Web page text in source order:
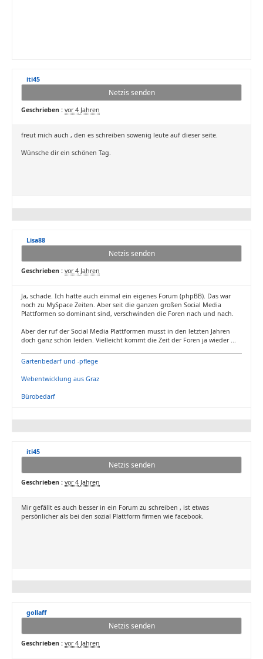
iti45
Netzis senden
Geschrieben : vor 4 Jahren
freut mich auch , den es schreiben sowenig leute auf dieser seite.
Wünsche dir ein schönen Tag.
Lisa88
Netzis senden
Geschrieben : vor 4 Jahren
Ja, schade. Ich hatte auch einmal ein eigenes Forum (phpBB). Das war
noch zu MySpace Zeiten. Aber seit die ganzen großen Social Media
Plattformen so dominant sind, verschwinden die Foren nach und nach.
Aber der ruf der Social Media Plattformen musst in den letzten Jahren
doch ganz schön leiden. Vielleicht kommt die Zeit der Foren ja wieder ...
Gartenbedarf und -pflege
Webentwicklung aus Graz
Bürobedarf
iti45
Netzis senden
Geschrieben : vor 4 Jahren
Mir gefällt es auch besser in ein Forum zu schreiben , ist etwas
persönlicher als bei den sozial Plattform firmen wie facebook.
gollaff
Netzis senden
Geschrieben : vor 4 Jahren